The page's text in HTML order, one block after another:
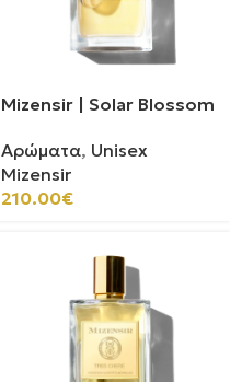
Mizensir | Solar Blossom
Αρώματα, Unisex
Mizensir
210.00€